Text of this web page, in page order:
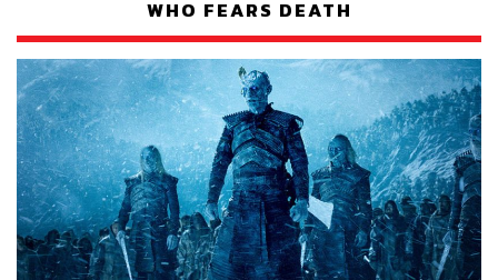
WHO FEARS DEATH